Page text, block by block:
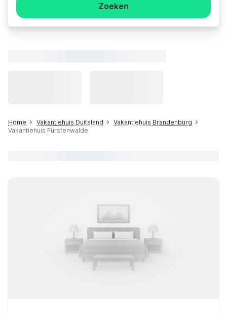
Zoeken
Home Vakantiehuis Duitsland
Vakantiehuis Brandenburg
Vakantiehuis Fürstenwalde